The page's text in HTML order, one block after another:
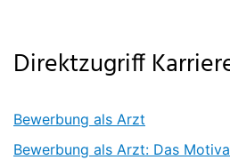
Direktzugriff
Bewerbung als Arzt
Bewerbung als Arzt: Das